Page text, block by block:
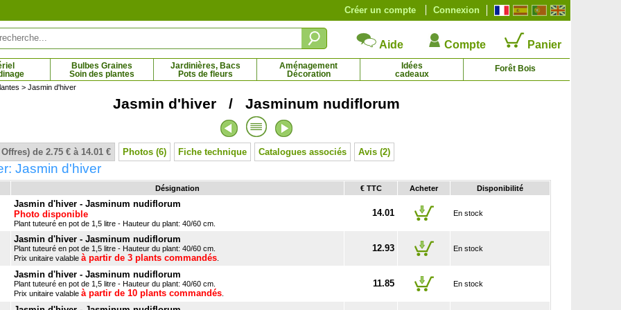
Connexion
Créer un compte
Aide Compte Panier
Bulbes Graines
Soin des plantes
Jardinières, Bacs
Pots de fleurs
Aménagement
Décoration
Idées
cadeaux
Forêt Bois
Gazon d'Espagne à fleurs roses
> Jasmin d'hiver
Jasmin d'hiver / Jasminum nudiflorum
de 2.75 € à 14.01 € Photos (6) Fiche technique Catalogues associés Avis (2)
Jasmin d'hiver
Désignation € TTC Acheter Disponibilité
Jasmin d'hiver - Jasminum nudiflorum
Photo disponible
Plant tuteuré en pot de 1,5 litre - Hauteur du plant: 40/60 cm.
14.01 En stock
Jasmin d'hiver - Jasminum nudiflorum
Plant tuteuré en pot de 1,5 litre - Hauteur du plant: 40/60 cm.
Prix unitaire valable à partir de 3 plants commandés
12.93 En stock
Jasmin d'hiver - Jasminum nudiflorum
Plant tuteuré en pot de 1,5 litre - Hauteur du plant: 40/60 cm.
Prix unitaire valable à partir de 10 plants commandés
11.85 En stock